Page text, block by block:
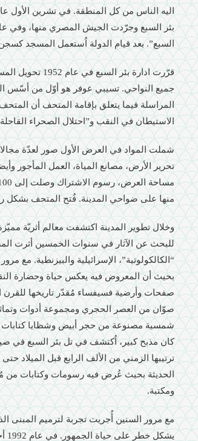
السبع”. بعد قيام الدولة اُستعمل المسجد
قرّرت ادارة بئر
جميع النواحي. تسيبي عوفر هو أوّل من أسّس
المراسلة فيما يتعلق بإقامة المتحف أن
الاستيطان في النقب و”احتلال الصحراء
شملت المواد في العرض الأول صور لعدّة
تحرير الأرض، مصانع المياة، العمل المأجور
منها على ضواحي المدينة. فُتح المتحف بشكل رسمي في
وخلال تطوير المدينة اكتشفت معالم أثريّة
للبحث عن الآثار في سنوات الخمسين أثرت
“الكالكولوتية”، الإسرائيلية والبيزنطية.
بحيث أن المعروض فيه يعكس حياة وحضارة
صفحات وأرضية فسيفساء مُقدّر تاريخها
صوّان من العصر الحجري ومجموعة أدوات
شمسية مصنوعة من حجر أبيض وشظايا كتابات
ترتيبها الزمني من الألف الرابع قبل الميلاد
الحديثة بحيث عُرض فيه رسومات وكتابات من
ومكتبة.
مع مرور السنين أُجريت تجربة لترميم المبنى